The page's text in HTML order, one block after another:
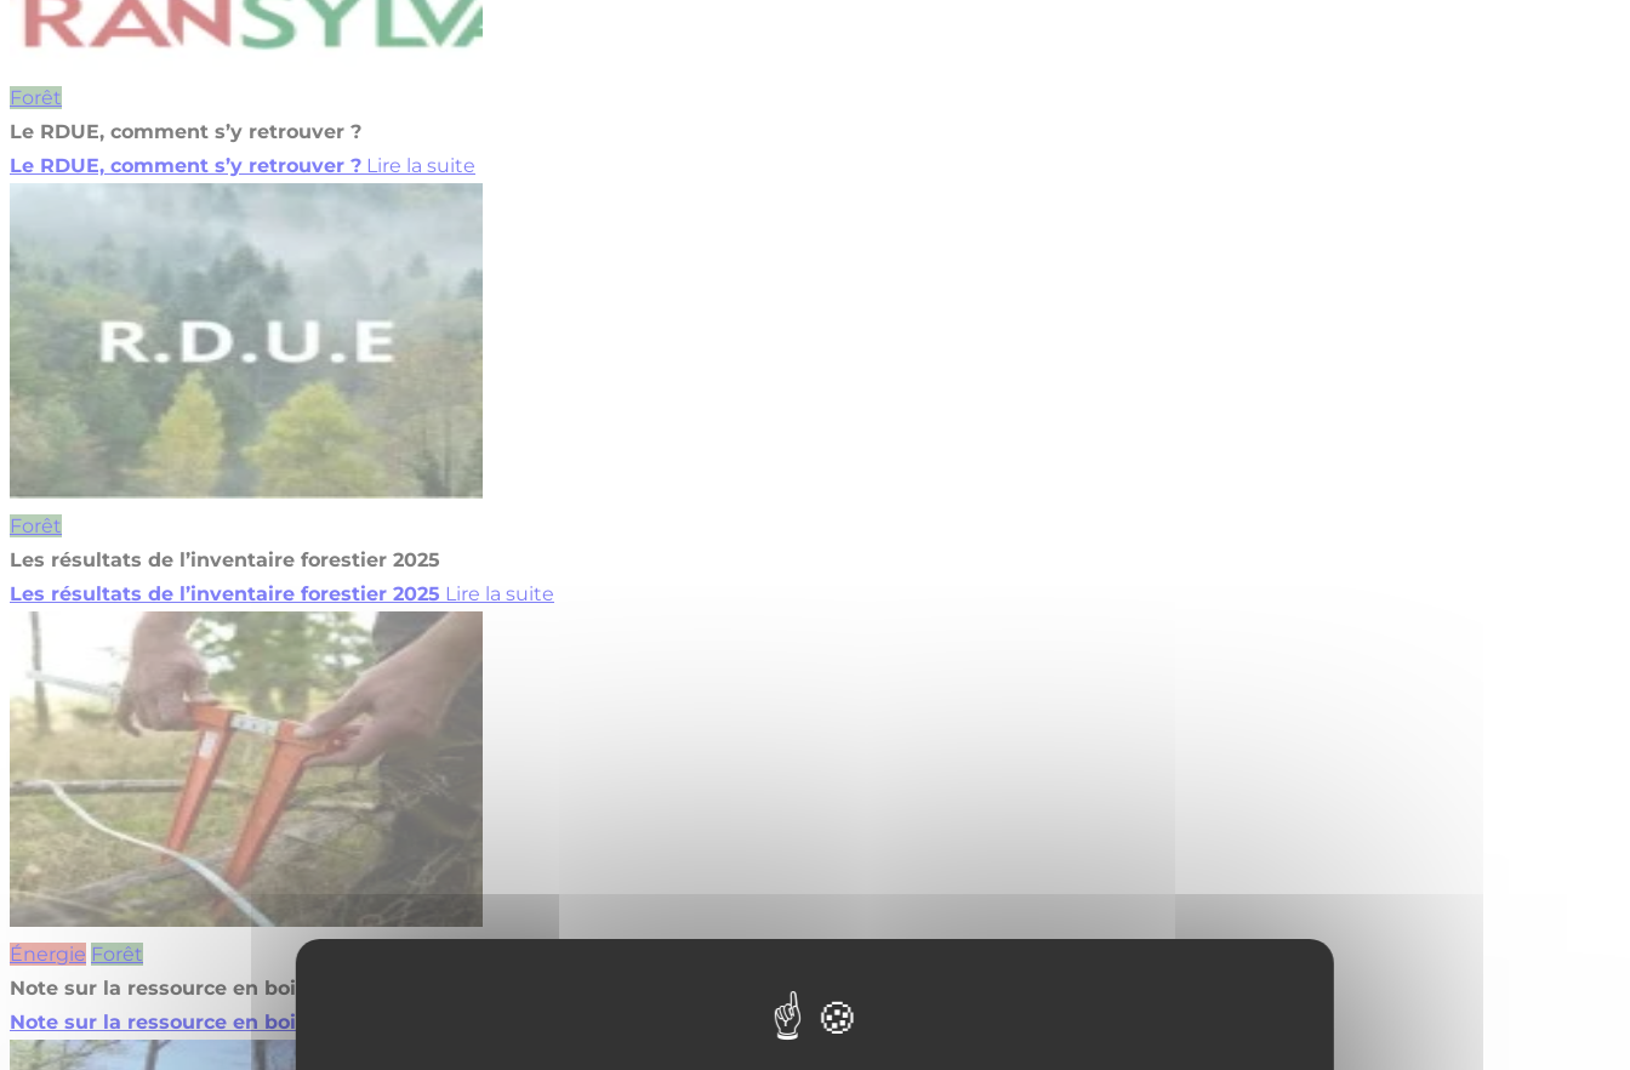
Forêt
Le RDUE, comment s’y retrouver ?
Le RDUE, comment s’y retrouver ? Lire la suite
Forêt
Les résultats de l’inventaire forestier 2025
Les résultats de l’inventaire forestier 2025 Lire la suite
Énergie Forêt
Note sur la ressource en bois en Pays de la Loire
Note sur la ressource en bois en Pays de la Loire